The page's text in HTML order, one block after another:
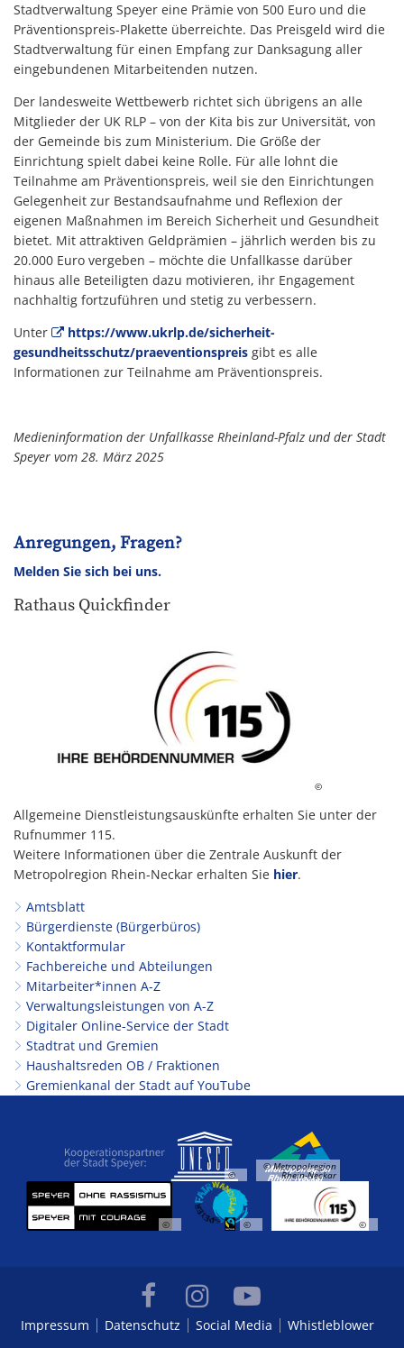
Stadtverwaltung Speyer eine Prämie von 500 Euro und die
Präventionspreis-Plakette überreichte. Das Preisgeld wird die
Stadtverwaltung für einen Empfang zur Danksagung aller
eingebundenen Mitarbeitenden nutzen.
Der landesweite Wettbewerb richtet sich übrigens an alle
Mitglieder der UK RLP – von der Kita bis zur Universität, von
der Gemeinde bis zum Ministerium. Die Größe der
Einrichtung spielt dabei keine Rolle. Für alle lohnt die
Teilnahme am Präventionspreis, weil sie den Einrichtungen
Gelegenheit zur Bestandsaufnahme und Reflexion der
eigenen Maßnahmen im Bereich Sicherheit und Gesundheit
bietet. Mit attraktiven Geldprämien – jährlich werden bis zu
20.000 Euro vergeben – möchte die Unfallkasse darüber
hinaus alle Beteiligten dazu motivieren, ihr Engagement
nachhaltig fortzuführen und stetig zu verbessern.
Unter
https://www.ukrlp.de/sicherheit-
gesundheitsschutz/praeventionspreis gibt es alle
Informationen zur Teilnahme am Präventionspreis.
Medieninformation der Unfallkasse Rheinland-Pfalz und der Stadt
Speyer vom 28. März 2025
Anregungen, Fragen?
Melden Sie sich bei uns.
Rathaus Quickfinder
©
Allgemeine Dienstleistungsauskünfte erhalten Sie unter der
Rufnummer 115.
Weitere Informationen über die Zentrale Auskunft der
Metropolregion Rhein-Neckar erhalten Sie hier.
Amtsblatt
Bürgerdienste (Bürgerbüros)
Kontaktformular
Fachbereiche und Abteilungen
Mitarbeiter*innen A-Z
Verwaltungsleistungen von A-Z
Digitaler Online-Service der Stadt
Stadtrat und Gremien
Haushaltsreden OB / Fraktionen
Gremienkanal der Stadt auf YouTube
©
© Metropolregion
Rhein-Neckar
© © ©
Impressum Datenschutz Social Media Whistleblower